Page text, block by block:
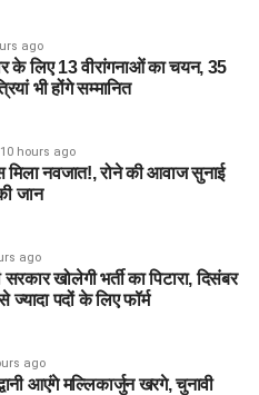
ago
के लिए 13 वीरांगनाओं का चयन, 35
भी होंगे सम्मानित
10 hours ago
नवजात!, रोने की आवाज सुनाई
जान
ago
खोलेगी भर्ती का पिटारा, दिसंबर
पदों के लिए फॉर्म
ago
आएंगे मल्लिकार्जुन खरगे, चुनावी